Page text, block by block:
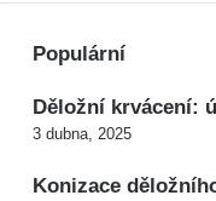
Populární
Děložní krvácení:
3 dubna, 2025
Konizace